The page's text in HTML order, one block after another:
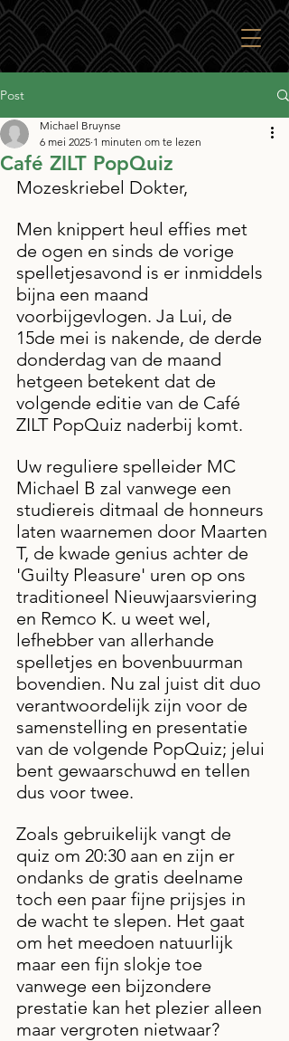
Post
Café ZILT PopQuiz
Michael Bruynse
6 mei 2025 1 minuten om te lezen
Mozeskriebel Dokter,
Men knippert heul effies met
de ogen en sinds de vorige
spelletjesavond is er inmiddels
bijna een maand
voorbijgevlogen. Ja Lui, de
15de mei is nakende, de derde
donderdag van de maand
hetgeen betekent dat de
volgende editie van de Café
ZILT PopQuiz naderbij komt.
Uw reguliere spelleider MC
Michael B zal vanwege een
studiereis ditmaal de honneurs
laten waarnemen door Maarten
T, de kwade genius achter de
'Guilty Pleasure' uren op ons
traditioneel Nieuwjaarsviering
en Remco K. u weet wel,
lefhebber van allerhande
spelletjes en bovenbuurman
bovendien. Nu zal juist dit duo
verantwoordelijk zijn voor de
samenstelling en presentatie
van de volgende PopQuiz; jelui
bent gewaarschuwd en tellen
dus voor twee.
Zoals gebruikelijk vangt de
quiz om 20:30 aan en zijn er
ondanks de gratis deelname
toch een paar fijne prijsjes in
de wacht te slepen. Het gaat
om het meedoen natuurlijk
maar een fijn slokje toe
vanwege een bijzondere
prestatie kan het plezier alleen
maar vergroten nietwaar?